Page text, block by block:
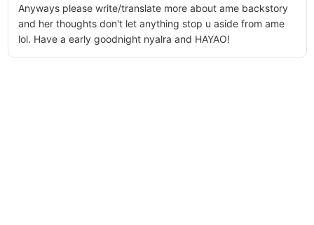
Anyways please write/translate more about ame backstory
and her thoughts don't let anything stop u aside from ame
lol. Have a early goodnight nyalra and HAYAO!